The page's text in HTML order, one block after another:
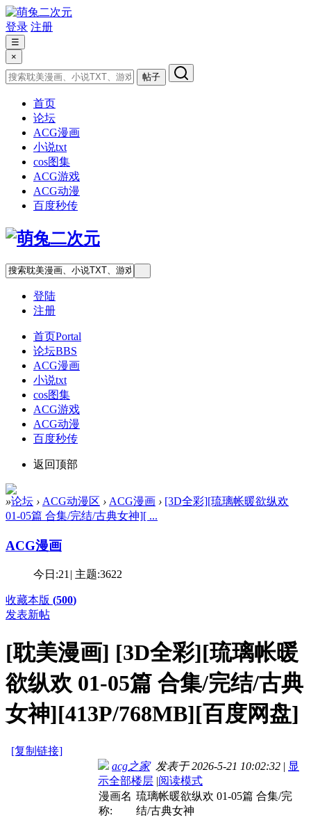
登录 注册
☰
×
帖子
首页
论坛
ACG漫画
小说txt
cos图集
ACG游戏
ACG动漫
百度秒传
登陆
注册
首页Portal
论坛BBS
ACG漫画
小说txt
cos图集
ACG游戏
ACG动漫
百度秒传
返回顶部
»论坛 › ACG动漫区 › ACG漫画 › [3D全彩][琉璃帐暖欲纵欢
01-05篇 合集/完结/古典女神][ ...
ACG漫画
今日:21 | 主题:3622
收藏本版 (500)
发表新帖
[耽美漫画] [3D全彩][琉璃帐暖
欲纵欢 01-05篇 合集/完结/古典
女神][413P/768MB][百度网盘]
[复制链接]
acg之家发表于 2026-5-21 10:02:32 | 显
示全部楼层 |阅读模式
漫画名
称:
琉璃帐暖欲纵欢 01-05篇 合集/完
结/古典女神